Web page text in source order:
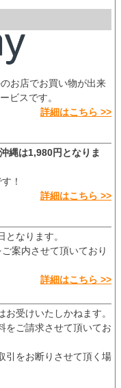
お店でお買い物が出来
ビスです。
詳細はこちら >>
縄は1,980円となりま
！
詳細はこちら >>
なります。
案内させて頂いており
詳細はこちら >>
受けいたしかねます。
をご請求させて頂いてお
引をお断りさせて頂く場